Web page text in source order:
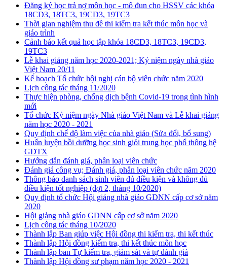
Đăng ký học trả nợ môn học - mô đun cho HSSV các khóa
18CD3, 18TC3, 19CD3, 19TC3
Thời gian nghiệm thu đề thi kiểm tra kết thúc môn học và
giáo trình
Cảnh báo kết quả học tập khóa 18CD3, 18TC3, 19CD3,
19TC3
Lễ khai giảng năm học 2020-2021; Kỷ niệm ngày nhà giáo
Việt Nam 20/11
Kế hoạch Tổ chức hội nghị cán bộ viên chức năm 2020
Lịch công tác tháng 11/2020
Thực hiện phòng, chống dịch bệnh Covid-19 trong tình hình
mới
Tổ chức Kỷ niệm ngày Nhà giáo Việt Nam và Lễ khai giảng
năm học 2020 - 2021
Quy định chế độ làm việc của nhà giáo (Sửa đổi, bổ sung)
Huấn luyện bồi dưỡng học sinh giỏi trung học phổ thông hệ
GDTX
Hướng dẫn đánh giá, phân loại viên chức
Đánh giá công vụ; Đánh giá, phân loại viên chức năm 2020
Thông báo danh sách sinh viên đủ điều kiện và không đủ
điều kiện tốt nghiệp (đợt 2, tháng 10/2020)
Quy định tổ chức Hội giảng nhà giáo GDNN cấp cơ sở năm
2020
Hội giảng nhà giáo GDNN cấp cơ sở năm 2020
Lịch công tác tháng 10/2020
Thành lập Ban giúp việc Hội đồng thi kiểm tra, thi kết thúc
Thành lập Hội đồng kiểm tra, thi kết thúc môn học
Thành lập ban Tự kiểm tra, giám sát và tự đánh giá
Thành lập Hội đồng sư phạm năm học 2020 - 2021